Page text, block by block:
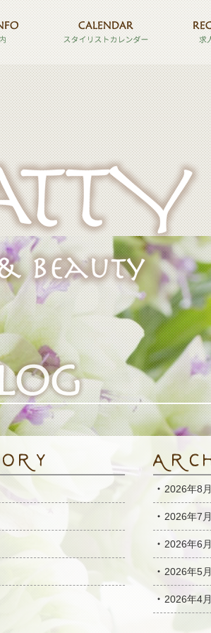
2026年8月
2026年7月
2026年6月
2026年5月
2026年4月